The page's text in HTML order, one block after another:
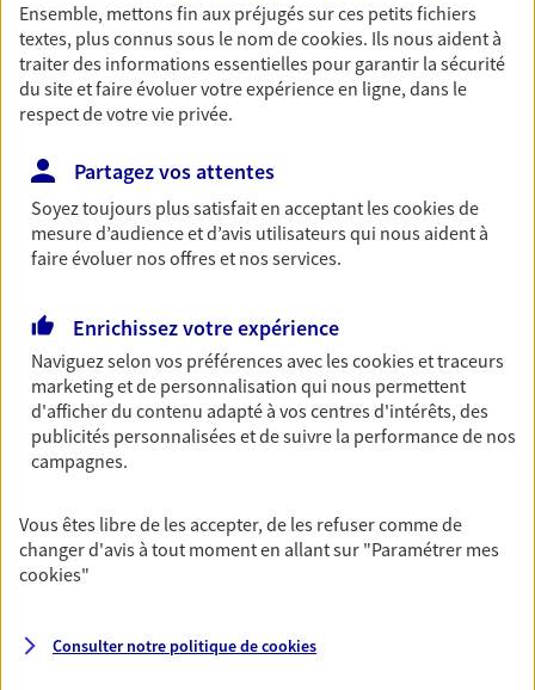
Multirisque Agricole
Protégez votre entreprise en garantissant la
continuité de votre activité en cas de sinistre et
trouvez des solutions pour vos activités de
Découvrir l'offre Multirisque Agricole
DEMANDER UN DEVIS
Multirisque Professionnelle
Protégez votre entreprise en garantissant la
continuité de votre activité, même en cas de
sinistre. Ce contrat inclut notamment une
protection juridique ainsi qu'une garantie
responsabilité civile professionnelle.
DEMANDER UN DEVIS
VOIR TOUTES NOS OFFRES
Ensemble, mettons fin aux préjugés sur ces petits fichiers
textes, plus connus sous le nom decookies. Ils nous aident à
traiter des informations essentielles pour garantir la sécurité
du site et faire évoluer votre expérience en ligne, dans le
respect de votre vie privée.
Partagez vos attentes
Soyez toujours plus satisfait en acceptant lescookiesde
mesure d’audience et d’avis utilisateurs qui nous aident à
faire évoluer nos offres et nos services.
Enrichissez votre expérience
Naviguez selon vos préférences avec lescookies et traceurs
marketing et de personnalisation qui nous permettent
d'afficher du contenu adapté à vos centres d'intérêts, des
publicités personnalisées et de suivre la performance de nos
campagnes.
Vous êtes libre de les accepter, de les refuser comme de
changer d'avis à tout moment en allant sur "Paramétrer mes
cookies"
Consulter notre politique decookies